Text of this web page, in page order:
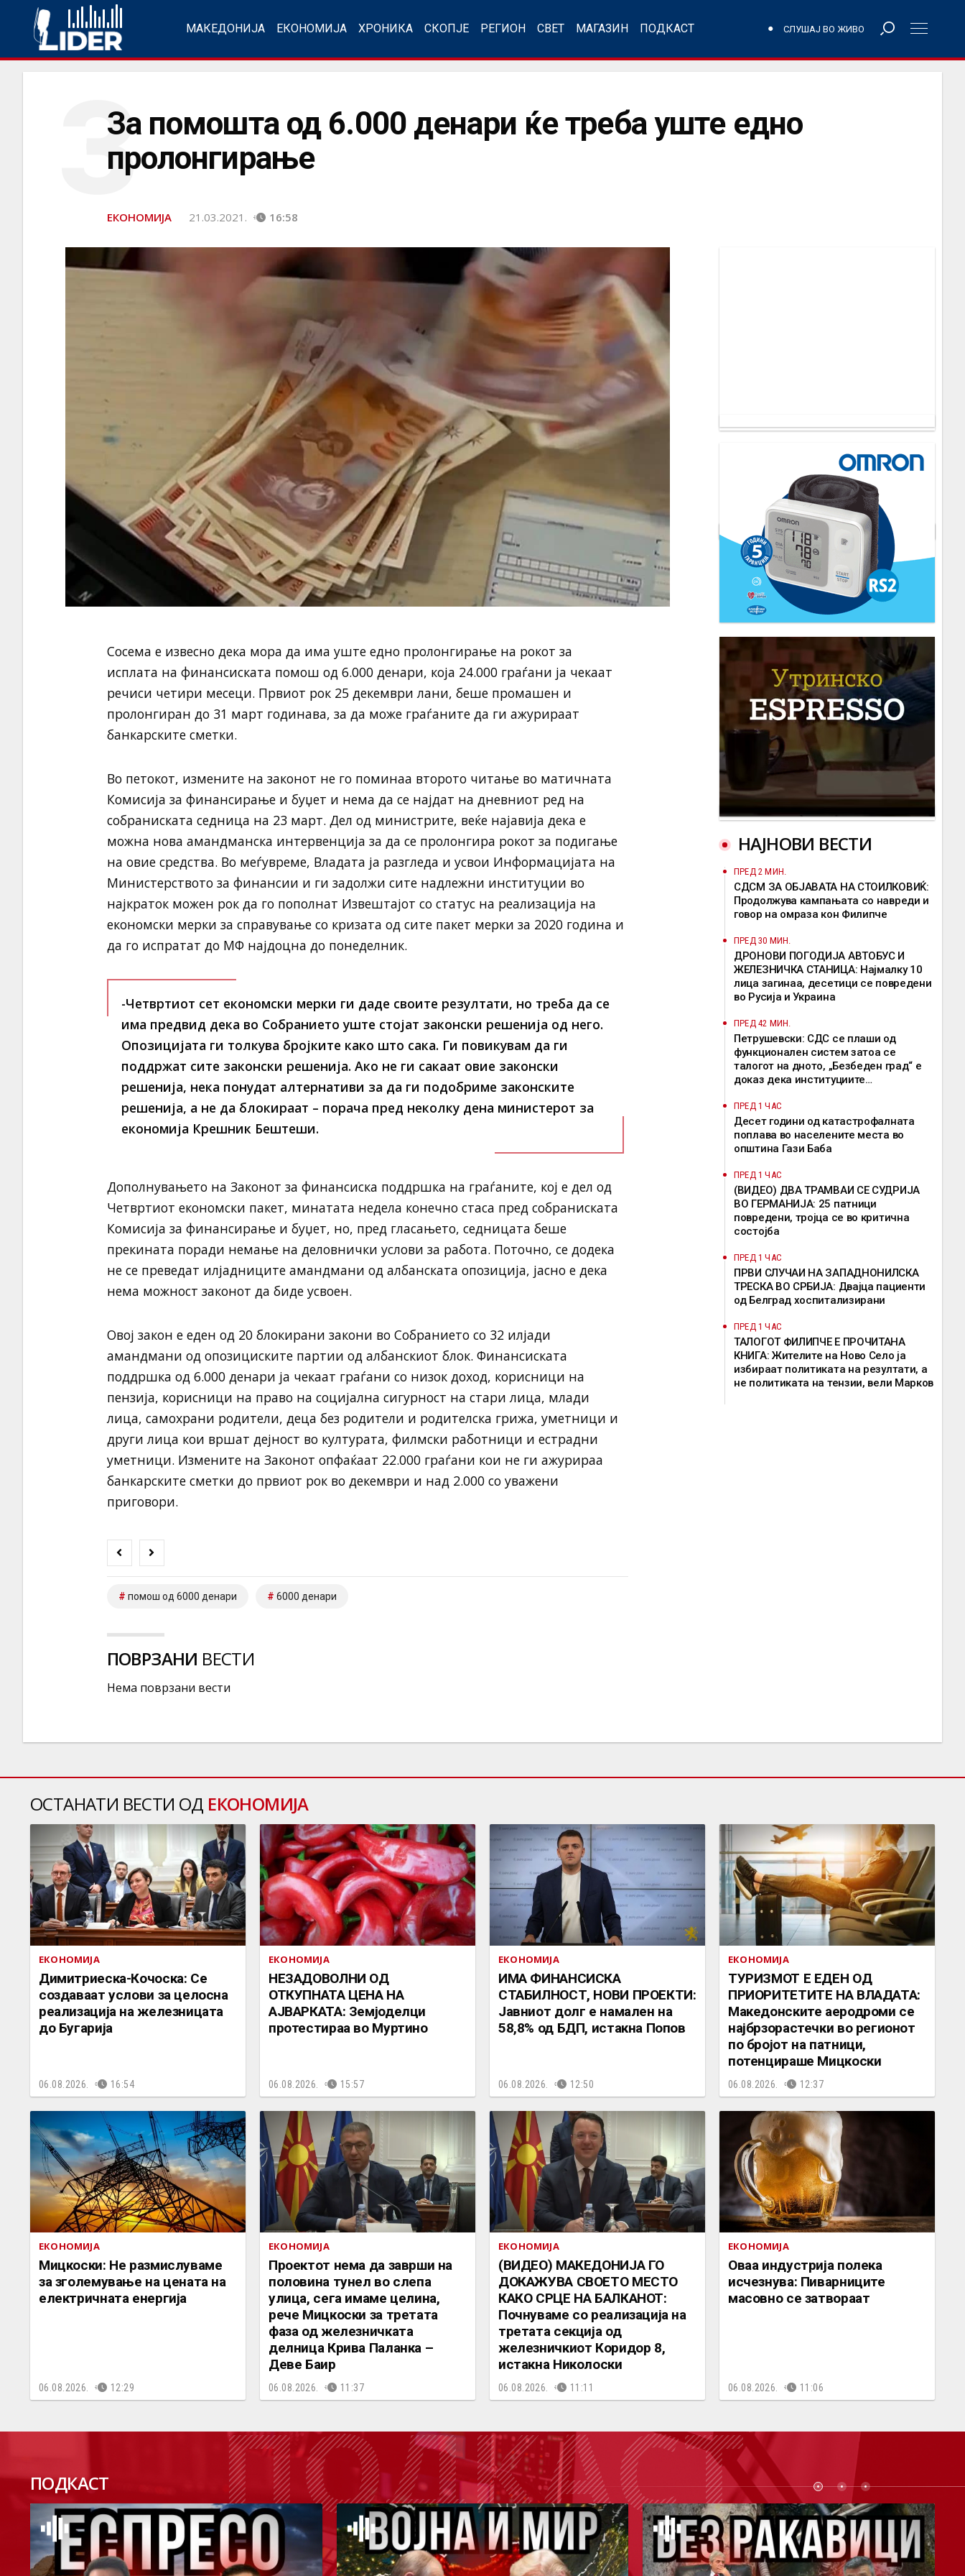
МАКЕДОНИЈА ЕКОНОМИЈА ХРОНИКА СКОПЈЕ РЕГИОН СВЕТ МАГАЗИН ПОДКАСТ СЛУШАЈ ВО ЖИВО
За помошта од 6.000 денари ќе треба уште едно
пролонгирање
З
ЕКОНОМИЈА 21.03.2021. 16:58
Сосема е извесно дека мора да има уште едно пролонгирање на рокот за
исплата на финансиската помош од 6.000 денари, која 24.000 граѓани ја чекаат
речиси четири месеци. Првиот рок 25 декември лани, беше промашен и
пролонгиран до 31 март годинава, за да може граѓаните да ги ажурираат
банкарските сметки.
Во петокот, измените на законот не го поминаа второто читање во матичната
Комисија за финансирање и буџет и нема да се најдат на дневниот ред на
собраниската седница на 23 март. Дел од министрите, веќе најавија дека е
можна нова амандманска интервенција за да се пролонгира рокот за подигање
на овие средства. Во меѓувреме, Владата ја разгледа и усвои Информацијата на
Министерството за финансии и ги задолжи сите надлежни институции во
најкраток можен рок да го пополнат Извештајот со статус на реализација на
економски мерки за справување со кризата од сите пакет мерки за 2020 година и
да го испратат до МФ најдоцна до понеделник.
-Четвртиот сет економски мерки ги даде своите резултати, но треба да се
има предвид дека во Собранието уште стојат законски решенија од него.
Опозицијата ги толкува бројките како што сака. Ги повикувам да ги
поддржат сите законски решенија. Ако не ги сакаат овие законски
решенија, нека понудат алтернативи за да ги подобриме законските
решенија, а не да блокираат – порача пред неколку дена министерот за
економија Крешник Бештеши.
Дополнувањето на Законот за финансиска поддршка на граѓаните, кој е дел од
Четвртиот економски пакет, минатата недела конечно стаса пред собраниската
Комисија за финансирање и буџет, но, пред гласањето, седницата беше
прекината поради немање на деловнички услови за работа. Поточно, се додека
не се преведат илјадниците амандмани од албанската опозиција, јасно е дека
нема можност законот да биде усвоен.
Овој закон е еден од 20 блокирани закони во Собранието со 32 илјади
амандмани од опозициските партии од албанскиот блок. Финансиската
поддршка од 6.000 денари ја чекаат граѓани со низок доход, корисници на
пензија, корисници на право на социјална сигурност на стари лица, млади
лица, самохрани родители, деца без родители и родителска грижа, уметници и
други лица кои вршат дејност во културата, филмски работници и естрадни
уметници. Измените на Законот опфаќаат 22.000 граѓани кои не ги ажурираа
банкарските сметки до првиот рок во декември и над 2.000 со уважени
приговори.
помош од 6000 денари 6000 денари
ПОВРЗАНИ ВЕСТИ
Нема поврзани вести
НАЈНОВИ ВЕСТИ
ПРЕД 2 МИН.
СДСМ ЗА ОБЈАВАТА НА СТОИЛКОВИЌ:
Продолжува кампањата со навреди и
говор на омраза кон Филипче
ПРЕД 30 МИН.
ДРОНОВИ ПОГОДИЈА АВТОБУС И
ЖЕЛЕЗНИЧКА СТАНИЦА: Најмалку 10
лица загинаа, десетици се повредени
во Русија и Украина
ПРЕД 42 МИН.
Петрушевски: СДС се плаши од
функционален систем затоа се
талогот на дното, „Безбеден град“ е
доказ дека институциите
ПРЕД 1 ЧАС
Десет години од катастрофалната
поплава во населените места во
општина Гази Баба
ПРЕД 1 ЧАС
(ВИДЕО) ДВА ТРАМВАИ СЕ СУДРИЈА
ВО ГЕРМАНИЈА: 25 патници
повредени, тројца се во критична
состојба
ПРЕД 1 ЧАС
ПРВИ СЛУЧАИ НА ЗАПАДНОНИЛСКА
ТРЕСКА ВО СРБИЈА: Двајца пациенти
од Белград хоспитализирани
ПРЕД 1 ЧАС
ТАЛОГОТ ФИЛИПЧЕ Е ПРОЧИТАНА
КНИГА: Жителите на Ново Село ја
избираат политиката на резултати, а
не политиката на тензии, вели Марков
ОСТАНАТИ ВЕСТИ ОД ЕКОНОМИЈА
ЕКОНОМИЈА
Димитриеска-Кочоска: Се
создаваат услови за целосна
реализација на железницата
до Бугарија
06.08.2026. 16:54
ЕКОНОМИЈА
НЕЗАДОВОЛНИ ОД
ОТКУПНАТА ЦЕНА НА
АЈВАРКАТА: Земјоделци
протестираа во Муртино
06.08.2026. 15:57
ЕКОНОМИЈА
ИМА ФИНАНСИСКА
СТАБИЛНОСТ, НОВИ ПРОЕКТИ:
Јавниот долг е намален на
58,8% од БДП, истакна Попов
06.08.2026. 12:50
ЕКОНОМИЈА
ТУРИЗМОТ Е ЕДЕН ОД
ПРИОРИТЕТИТЕ НА ВЛАДАТА:
Македонските аеродроми се
најбрзорастечки во регионот
по бројот на патници,
потенцираше Мицкоски
06.08.2026. 12:37
ЕКОНОМИЈА
Мицкоски: Не размислуваме
за зголемување на цената на
електричната енергија
06.08.2026. 12:29
ЕКОНОМИЈА
Проектот нема да заврши на
половина тунел во слепа
улица, сега имаме целина,
рече Мицкоски за третата
фаза од железничката
делница Крива Паланка –
Деве Баир
06.08.2026. 11:37
ЕКОНОМИЈА
(ВИДЕО) МАКЕДОНИЈА ГО
ДОКАЖУВА СВОЕТО МЕСТО
КАКО СРЦЕ НА БАЛКАНОТ:
Почнуваме со реализација на
третата секција од
железничкиот Коридор 8,
истакна Николоски
06.08.2026. 11:11
ЕКОНОМИЈА
Оваа индустрија полека
исчезнува: Пиварниците
масовно се затвораат
06.08.2026. 11:06
ПОДКАСТ ПОДКАСТ